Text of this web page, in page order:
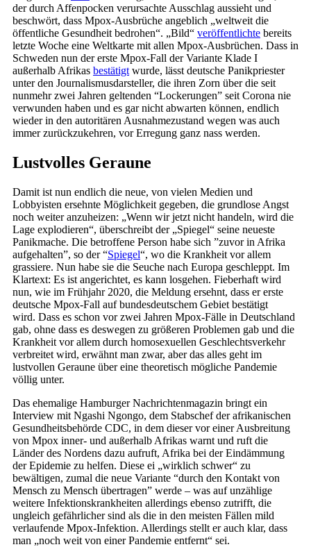
der durch Affenpocken verursachte Ausschlag aussieht und
beschwört, dass Mpox-Ausbrüche angeblich „weltweit die
öffentliche Gesundheit bedrohen“. „Bild“ veröffentlichte bereits
letzte Woche eine Weltkarte mit allen Mpox-Ausbrüchen. Dass in
Schweden nun der erste Mpox-Fall der Variante Klade I
außerhalb Afrikas bestätigt wurde, lässt deutsche Panikpriester
unter den Journalismusdarsteller, die ihren Zorn über die seit
nunmehr zwei Jahren geltenden “Lockerungen” seit Corona nie
verwunden haben und es gar nicht abwarten können, endlich
wieder in den autoritären Ausnahmezustand wegen was auch
immer zurückzukehren, vor Erregung ganz nass werden.
Lustvolles Geraune
Damit ist nun endlich die neue, von vielen Medien und
Lobbyisten ersehnte Möglichkeit gegeben, die grundlose Angst
noch weiter anzuheizen: „Wenn wir jetzt nicht handeln, wird die
Lage explodieren“, überschreibt der „Spiegel“ seine neueste
Panikmache. Die betroffene Person habe sich ”zuvor in Afrika
aufgehalten”, so der “Spiegel“, wo die Krankheit vor allem
grassiere. Nun habe sie die Seuche nach Europa geschleppt. Im
Klartext: Es ist angerichtet, es kann losgehen. Fieberhaft wird
nun, wie im Frühjahr 2020, die Meldung ersehnt, dass er erste
deutsche Mpox-Fall auf bundesdeutschem Gebiet bestätigt
wird. Dass es schon vor zwei Jahren Mpox-Fälle in Deutschland
gab, ohne dass es deswegen zu größeren Problemen gab und die
Krankheit vor allem durch homosexuellen Geschlechtsverkehr
verbreitet wird, erwähnt man zwar, aber das alles geht im
lustvollen Geraune über eine theoretisch mögliche Pandemie
völlig unter.
Das ehemalige Hamburger Nachrichtenmagazin bringt ein
Interview mit Ngashi Ngongo, dem Stabschef der afrikanischen
Gesundheitsbehörde CDC, in dem dieser vor einer Ausbreitung
von Mpox inner- und außerhalb Afrikas warnt und ruft die
Länder des Nordens dazu aufruft, Afrika bei der Eindämmung
der Epidemie zu helfen. Diese ei „wirklich schwer“ zu
bewältigen, zumal die neue Variante “durch den Kontakt von
Mensch zu Mensch übertragen” werde – was auf unzählige
weitere Infektionskrankheiten allerdings ebenso zutrifft, die
ungleich gefährlicher sind als die in den meisten Fällen mild
verlaufende Mpox-Infektion. Allerdings stellt er auch klar, dass
man „noch weit von einer Pandemie entfernt“ sei.